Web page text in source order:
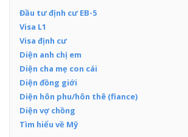
Đầu tư định cư EB-5
Visa L1
Visa định cư
Diện anh chị em
Diện cha mẹ con cái
Diện đồng giới
Diện hôn phu/hôn thê (fiance)
Diện vợ chồng
Tìm hiểu về Mỹ